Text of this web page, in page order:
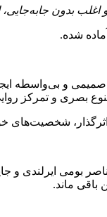
بدون
شده.
و بی‌واسطه
بصری و تمرکز
شخصیت‌های
بومی ایرلندی و